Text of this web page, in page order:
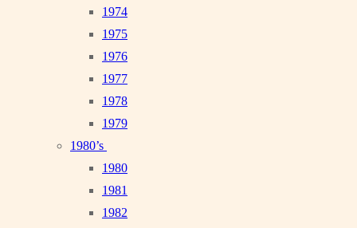
1974
1975
1976
1977
1978
1979
1980’s
1980
1981
1982